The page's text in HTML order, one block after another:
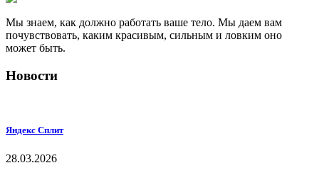
Мы знаем, как должно работать ваше тело. Мы даем вам
почувствовать, каким красивым, сильным и ловким оно
может быть.
Новости
Яндекс Сплит
28.03.2026